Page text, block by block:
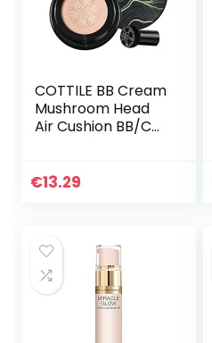
COTTILE BB Cream
Mushroom Head
Air Cushion BB/CC
Compact Cover
€13.29